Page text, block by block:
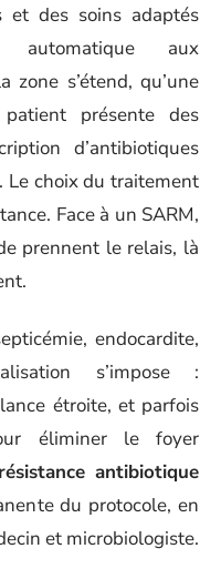
et des soins adaptés
automatique aux
s’étend, qu’une
présente des
d’antibiotiques
Le choix du traitement
Face à un SARM,
prennent le relais, là
endocardite,
s’impose :
étroite, et parfois
éliminer le foyer
résistance antibiotique
du protocole, en
et microbiologiste.